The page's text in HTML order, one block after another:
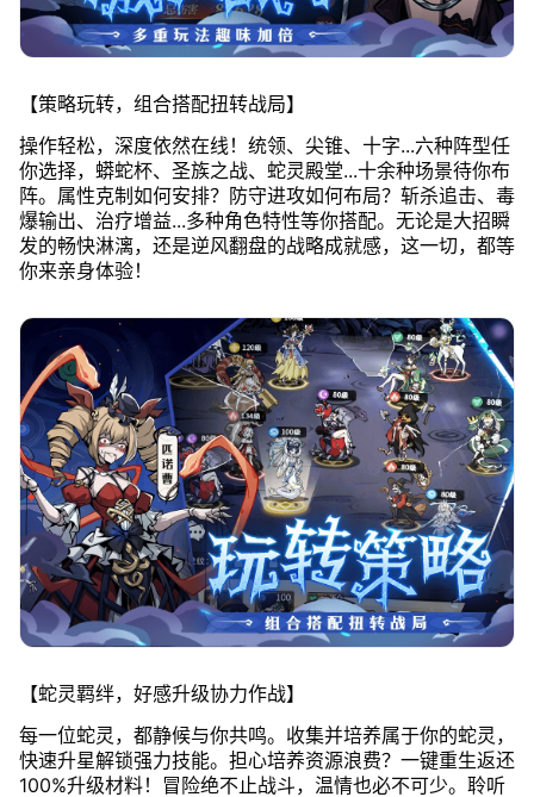
【策略玩转，组合搭配扭转战局】
操作轻松，深度依然在线！统领、尖锥、十字...六种阵型任
你选择，蟒蛇杯、圣族之战、蛇灵殿堂...十余种场景待你布
阵。属性克制如何安排？防守进攻如何布局？斩杀追击、毒
爆输出、治疗增益...多种角色特性等你搭配。无论是大招瞬
发的畅快淋漓，还是逆风翻盘的战略成就感，这一切，都等
你来亲身体验！
【蛇灵羁绊，好感升级协力作战】
每一位蛇灵，都静候与你共鸣。收集并培养属于你的蛇灵，
快速升星解锁强力技能。担心培养资源浪费？一键重生返还
100%升级材料！冒险绝不止战斗，温情也必不可少。聆听